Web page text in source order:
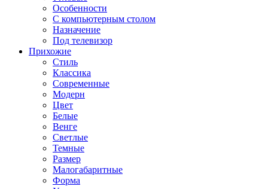
Особенности
С компьютерным столом
Назначение
Под телевизор
Прихожие
Стиль
Классика
Современные
Модерн
Цвет
Белые
Венге
Светлые
Темные
Размер
Малогабаритные
Форма